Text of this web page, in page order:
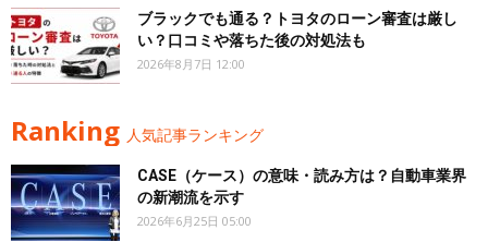
ブラックでも通る？トヨタのローン審査は厳し
い？口コミや落ちた後の対処法も
2026年8月7日 12:00
Ranking 人気記事ランキング
CASE（ケース）の意味・読み方は？自動車業界
の新潮流を示す
2026年6月25日 05:00